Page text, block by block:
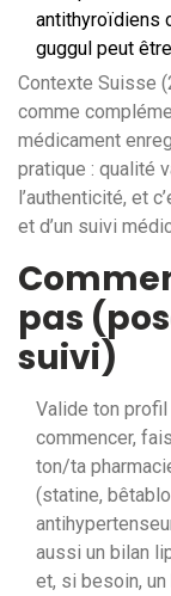
antithyroïdiens
guggul peut
Contexte Suisse
comme
médicament
pratique : qualité
l’authenticité, et
et d’un suivi
pas
suivi)
Valide ton
commencer,
ton/ta
(statine,
aussi un bilan
et, si besoin,